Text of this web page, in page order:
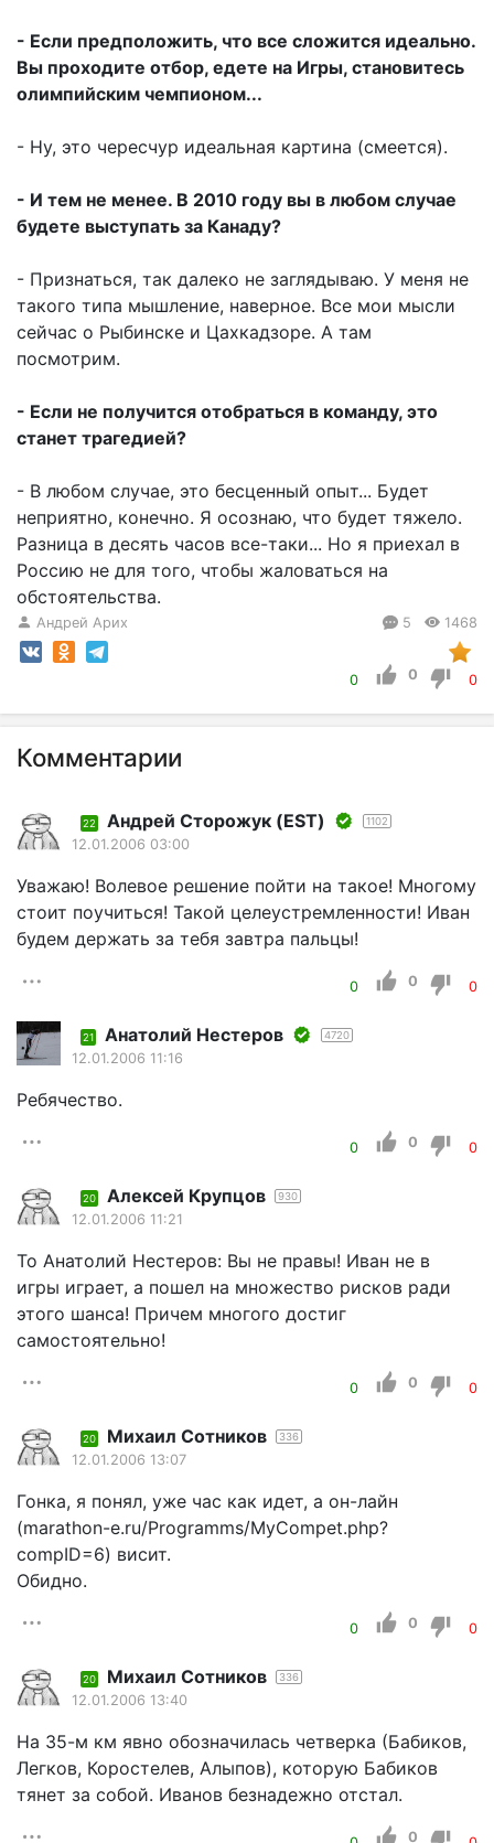
- Если предположить, что все сложится идеально.
Вы проходите отбор, едете на Игры, становитесь
олимпийским чемпионом...
- Ну, это чересчур идеальная картина (смеется).
- И тем не менее. В 2010 году вы в любом случае
будете выступать за Канаду?
- Признаться, так далеко не заглядываю. У меня не
такого типа мышление, наверное. Все мои мысли
сейчас о Рыбинске и Цахкадзоре. А там
посмотрим.
- Если не получится отобраться в команду, это
станет трагедией?
- В любом случае, это бесценный опыт... Будет
неприятно, конечно. Я осознаю, что будет тяжело.
Разница в десять часов все-таки... Но я приехал в
Россию не для того, чтобы жаловаться на
обстоятельства.
Андрей Арих 5 1468
0 0 0
Комментарии
22 Андрей Сторожук (EST) 1102
12.01.2006 03:00
Уважаю! Волевое решение пойти на такое! Многому
стоит поучиться! Такой целеустремленности! Иван
будем держать за тебя завтра пальцы!
0 0 0
21 Aнатолий Нестеров 4720
12.01.2006 11:16
Ребячество.
0 0 0
20 Алексей Крупцов 930
12.01.2006 11:21
То Aнатолий Нестеров: Вы не правы! Иван не в
игры играет, а пошел на множество рисков ради
этого шанса! Причем многого достиг
самостоятельно!
0 0 0
20 Михаил Сотников 336
12.01.2006 13:07
Гонка, я понял, уже час как идет, а он-лайн
(marathon-e.ru/Programms/MyCompet.php?
compID=6) висит.
Обидно.
0 0 0
20 Михаил Сотников 336
12.01.2006 13:40
На 35-м км явно обозначилась четверка (Бабиков,
Легков, Коростелев, Алыпов), которую Бабиков
тянет за собой. Иванов безнадежно отстал.
0